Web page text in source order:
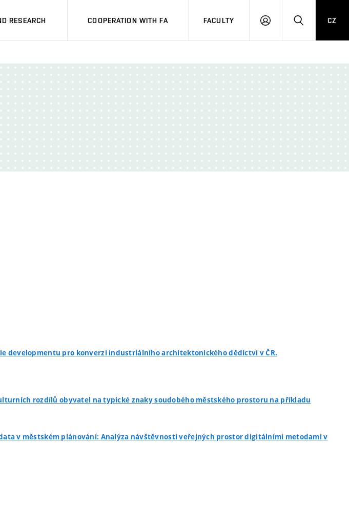
RESEARCH COOPERATION WITH FA FACULTY
LOGIN SEARCH
CZ
developmentu pro konverzi industriálního architektonického dědictví v ČR.
rozdílů obyvatel na typické znaky soudobého městského prostoru na příkladu
v městském plánování: Analýza návštěvnosti veřejných prostor digitálními metodami v